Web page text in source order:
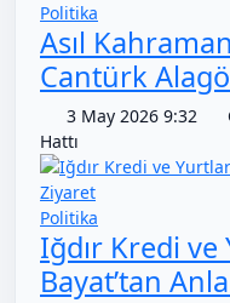
Politika
Asıl
Cantürk
3 May 2026 9:32
Hattı
Politika
Iğdır Kredi
Bayat’tan